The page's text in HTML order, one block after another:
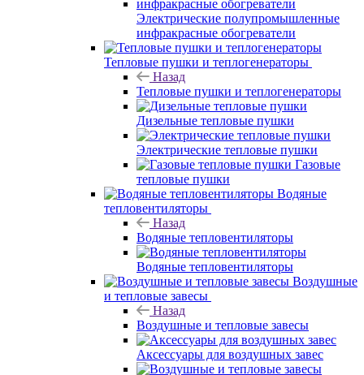
Электрические полупромышленные
инфракрасные обогреватели
Тепловые пушки и теплогенераторы
Назад
Тепловые пушки и теплогенераторы
Дизельные тепловые пушки
Электрические тепловые пушки
Газовые
тепловые пушки
Водяные
тепловентиляторы
Назад
Водяные тепловентиляторы
Водяные тепловентиляторы
Воздушные
и тепловые завесы
Назад
Воздушные и тепловые завесы
Аксессуары для воздушных завес